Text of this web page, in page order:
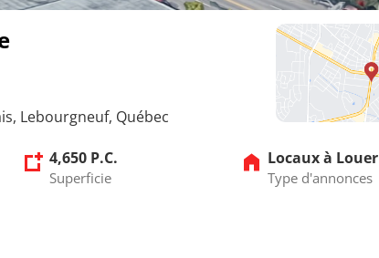
1 2 3 4
Lebourgneuf, Québec
4,650 P.C.
Superficie
Locaux à Louer
Type d'annonces